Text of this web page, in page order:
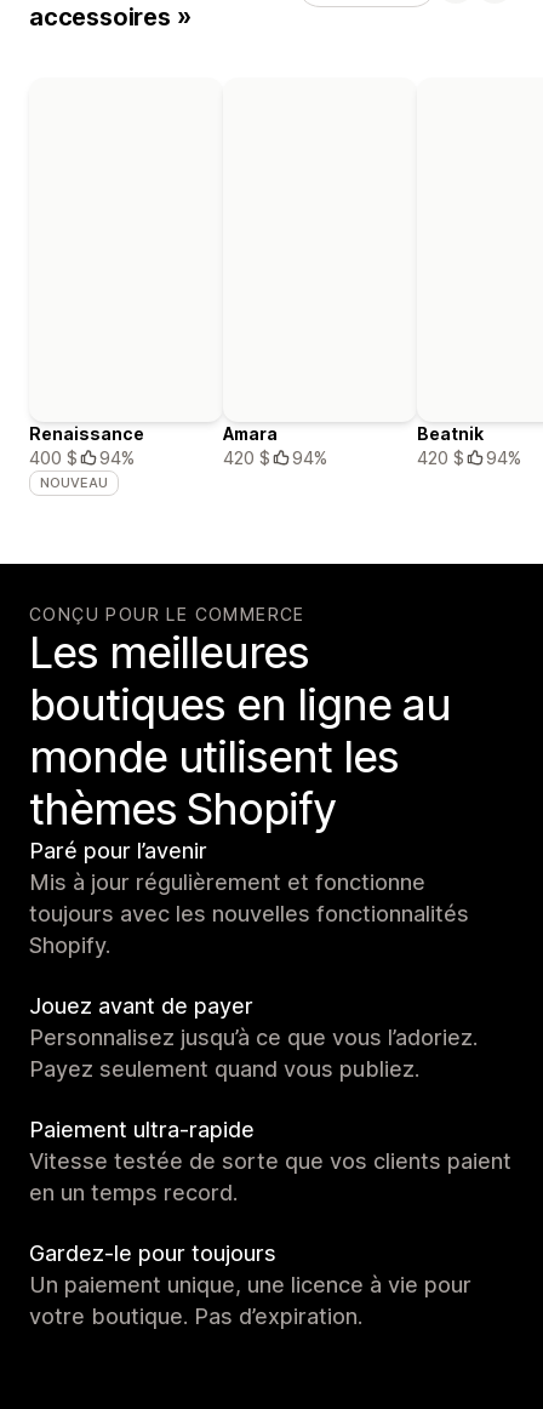
accessoires »
Renaissance
400 $
94%
NOUVEAU
Amara
420 $
94%
Beatnik
420 $
94%
CONÇU POUR LE COMMERCE
Les meilleures
boutiques en ligne au
monde utilisent les
thèmes Shopify
Paré pour l’avenir
Mis à jour régulièrement et fonctionne
toujours avec les nouvelles fonctionnalités
Shopify.
Jouez avant de payer
Personnalisez jusqu’à ce que vous l’adoriez.
Payez seulement quand vous publiez.
Paiement ultra-rapide
Vitesse testée de sorte que vos clients paient
en un temps record.
Gardez-le pour toujours
Un paiement unique, une licence à vie pour
votre boutique. Pas d’expiration.